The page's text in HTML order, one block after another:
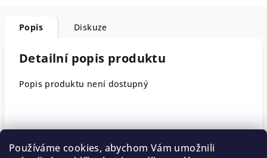
Používáme cookies, abychom Vám umožnili
Popis Diskuze
Detailní popis produktu
Popis produktu není dostupný
Doplňkové parametry